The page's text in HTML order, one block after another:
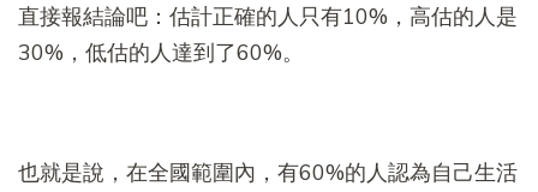
直接報結論吧：估計正確的人只有10%，高估的人是
30%，低估的人達到了60%。
也就是說，在全國範圍內，有60%的人認為自己生活